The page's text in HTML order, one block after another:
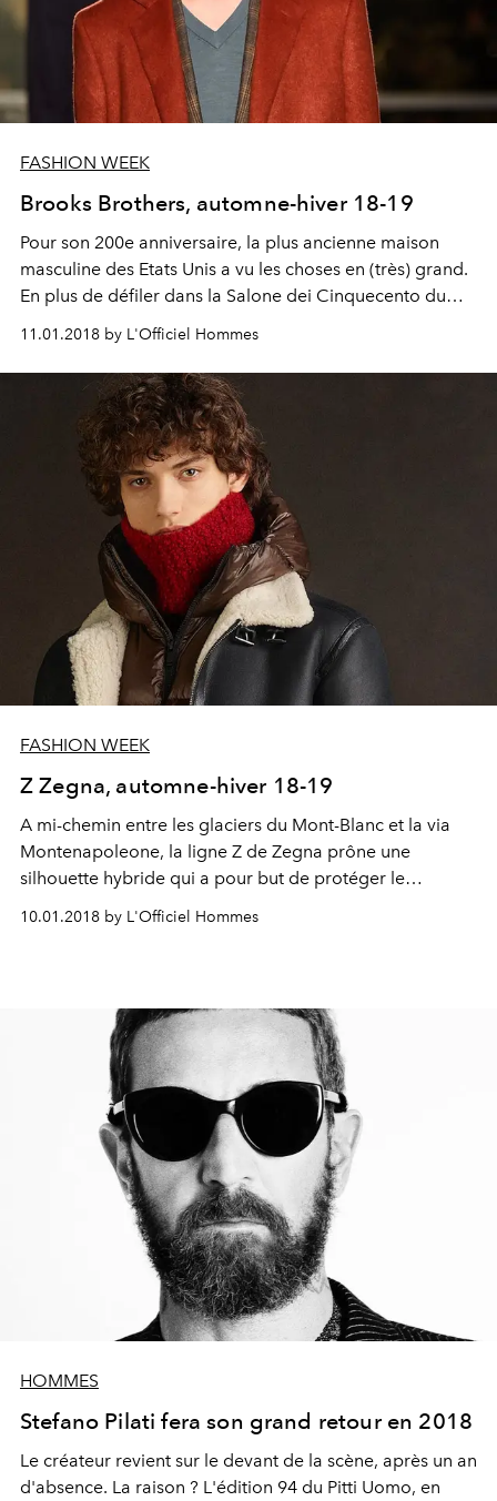
FASHION WEEK
Brooks Brothers, automne-hiver 18-19
Pour son 200e anniversaire, la plus ancienne maison
masculine des Etats Unis a vu les choses en (très) grand.
En plus de défiler dans la Salone dei Cinquecento du
casting de la saison so far, c'est une véritable
réinterprétation du businesswear made in the USA
qu'opère la marque. Fitté à souhait, un brin preppy,
légèrement décalé et extrêmement bien sentie, on parle
ici d'un carton planétaire.
11.01.2018 by L'Officiel Hommes
FASHION WEEK
Z Zegna, automne-hiver 18-19
A mi-chemin entre les glaciers du Mont-Blanc et la via
Montenapoleone, la ligne Z de Zegna prône une
silhouette hybride qui a pour but de protéger le
mêle aux étoffes techniques, le code couleur alterne
démonstration de style comme on en fait peu.
10.01.2018 by L'Officiel Hommes
HOMMES
Stefano Pilati fera son grand retour en 2018
Le créateur revient sur le devant de la scène, après un an
d'absence. La raison ? L'édition 94 du Pitti Uomo, en